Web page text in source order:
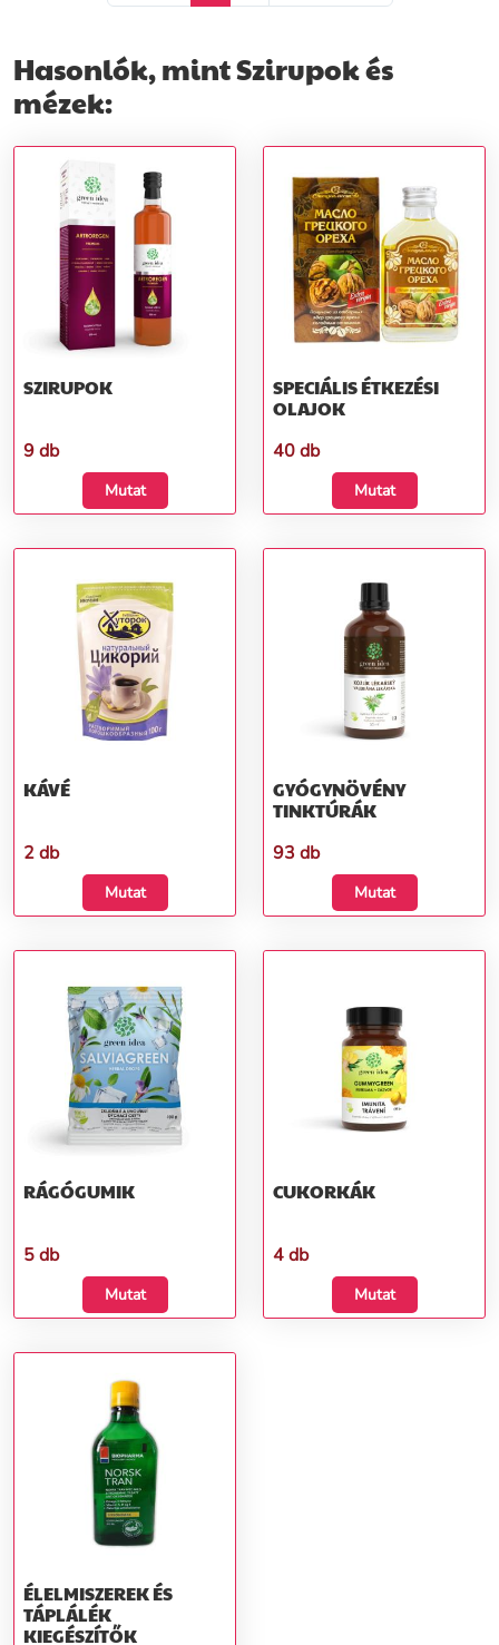
Hasonlók, mint Szirupok és
mézek:
SZIRUPOK
9 db
Mutat
SPECIÁLIS ÉTKEZÉSI
OLAJOK
40 db
Mutat
KÁVÉ
2 db
Mutat
GYÓGYNÖVÉNY
TINKTÚRÁK
93 db
Mutat
RÁGÓGUMIK
5 db
Mutat
CUKORKÁK
4 db
Mutat
ÉLELMISZEREK ÉS
TÁPLÁLÉK
KIEGÉSZÍTŐK